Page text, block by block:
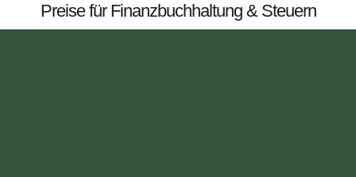
Preise für Finanzbuchhaltung & Steuern